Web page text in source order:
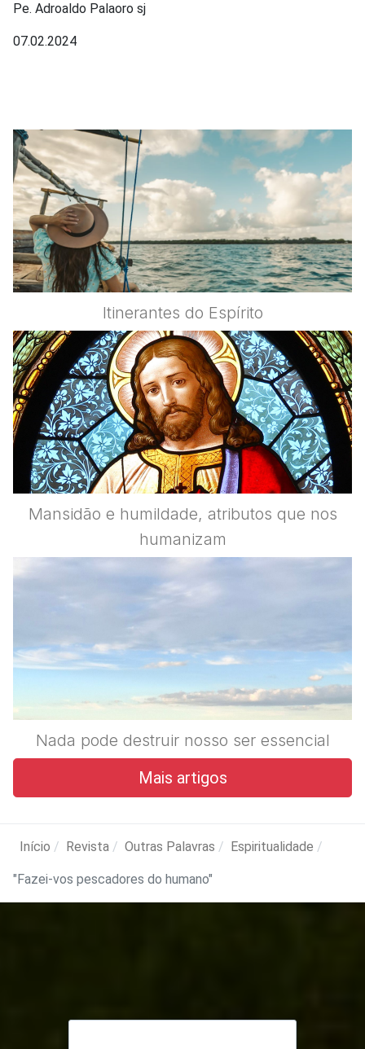
Pe. Adroaldo Palaoro sj
07.02.2024
Itinerantes do Espírito
Mansidão e humildade, atributos que nos
humanizam
Nada pode destruir nosso ser essencial
Mais artigos
Início Revista Outras Palavras Espiritualidade
"Fazei-vos pescadores do humano"